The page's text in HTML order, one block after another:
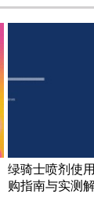
绿骑士喷剂使
购指南与实测